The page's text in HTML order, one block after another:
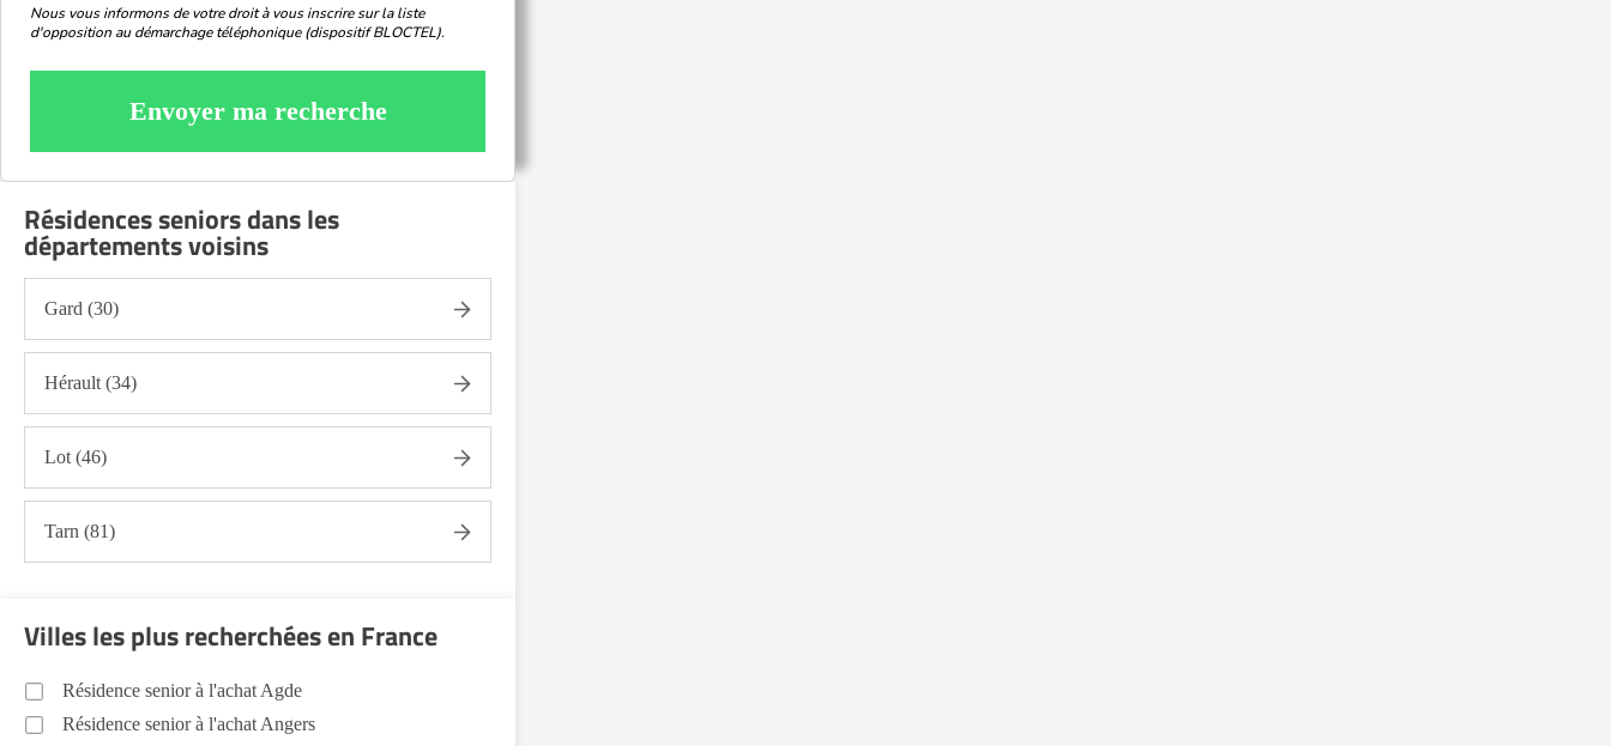
Nous vous informons de votre droit à vous inscrire sur la liste
d'opposition au démarchage téléphonique (dispositif BLOCTEL).
Envoyer ma recherche
Résidences seniors dans les
départements voisins
Gard (30)
Hérault (34)
Lot (46)
Tarn (81)
Villes les plus recherchées en France
Résidence senior à l'achat Agde
Résidence senior à l'achat Angers